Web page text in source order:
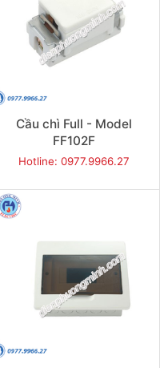
Cầu chì Full - Model
FF102F
Hotline: 0977.9966.27